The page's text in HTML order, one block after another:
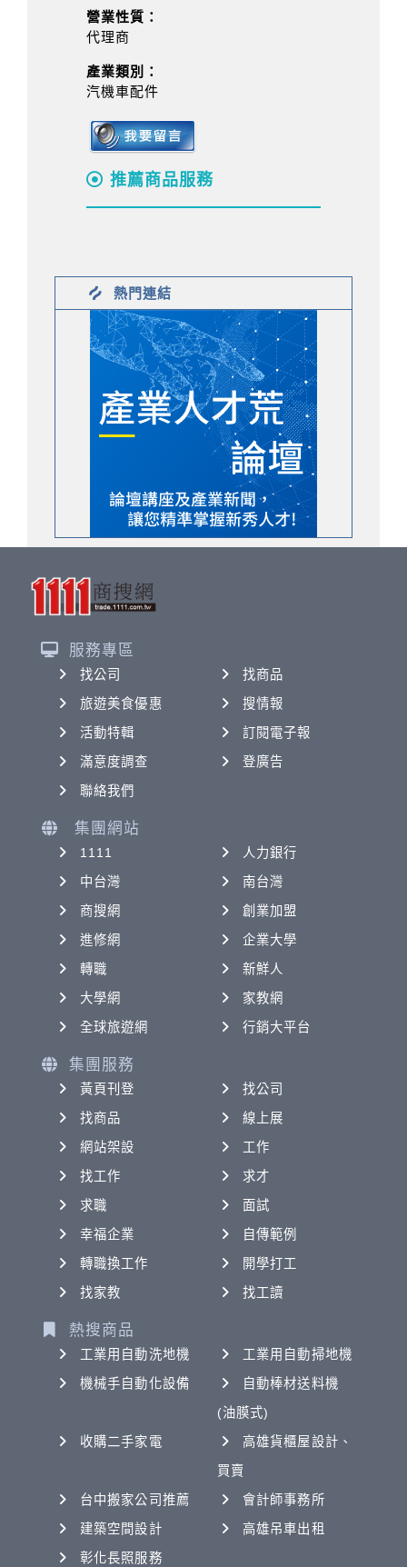
營業性質：
代理商
產業類別：
汽機車配件
推薦商品服務
熱門連結
服務專區
找公司
找商品
旅遊美食優惠
搜情報
活動特輯
訂閱電子報
滿意度調查
登廣告
聯絡我們
集團網站
1111
人力銀行
中台灣
南台灣
商搜網
創業加盟
進修網
企業大學
轉職
新鮮人
大學網
家教網
全球旅遊網
行銷大平台
集團服務
黃頁刊登
找公司
找商品
線上展
網站架設
工作
找工作
求才
求職
面試
幸福企業
自傳範例
轉職換工作
開學打工
找家教
找工讀
熱搜商品
工業用自動洗地機
工業用自動掃地機
機械手自動化設備
自動棒材送料機
(油膜式)
收購二手家電
高雄貨櫃屋設計、
買賣
台中搬家公司推薦
會計師事務所
建築空間設計
高雄吊車出租
彰化長照服務